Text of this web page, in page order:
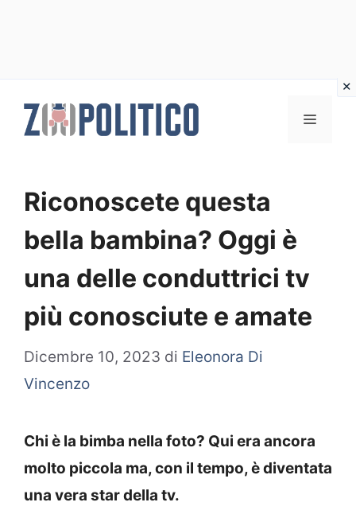
MENU
Riconoscete questa
bella bambina? Oggi è
una delle conduttrici tv
più conosciute e amate
Dicembre 10, 2023 di Eleonora Di
Vincenzo
Chi è la bimba nella foto? Qui era ancora
molto piccola ma, con il tempo, è diventata
una vera star della tv.